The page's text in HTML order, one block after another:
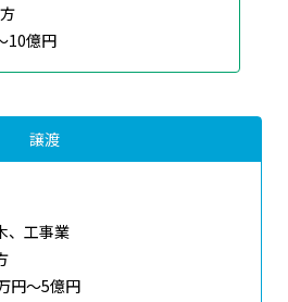
10億円
譲渡
、工事業
円～5億円